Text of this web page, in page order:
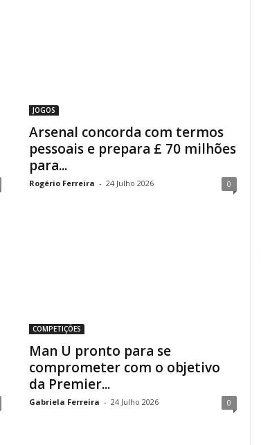
JOGOS
Arsenal concorda com termos
pessoais e prepara £ 70 milhões
para...
Rogério Ferreira - 24 Julho 2026 0
COMPETIÇÕES
Man U pronto para se
comprometer com o objetivo
da Premier...
Gabriela Ferreira - 24 Julho 2026 0